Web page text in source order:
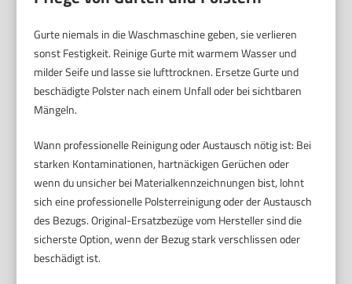
Gurte niemals in die Waschmaschine geben, sie verlieren
sonst Festigkeit. Reinige Gurte mit warmem Wasser und
milder Seife und lasse sie lufttrocknen. Ersetze Gurte und
beschädigte Polster nach einem Unfall oder bei sichtbaren
Mängeln.
Wann professionelle Reinigung oder Austausch nötig ist: Bei
starken Kontaminationen, hartnäckigen Gerüchen oder
wenn du unsicher bei Materialkennzeichnungen bist, lohnt
sich eine professionelle Polsterreinigung oder der Austausch
des Bezugs. Original-Ersatzbezüge vom Hersteller sind die
sicherste Option, wenn der Bezug stark verschlissen oder
beschädigt ist.